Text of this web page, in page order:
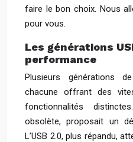
faire le bon choix. Nous
pour vous.
Les générations
performance
Plusieurs générations
chacune offrant des
fonctionnalités
obsolète, proposait un
L’USB 2.0, plus répandu,